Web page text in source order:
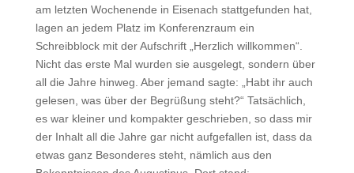
am letzten Wochenende in Eisenach stattgefunden hat,
lagen an jedem Platz im Konferenzraum ein
Schreibblock mit der Aufschrift „Herzlich willkommen“.
Nicht das erste Mal wurden sie ausgelegt, sondern über
all die Jahre hinweg. Aber jemand sagte: „Habt ihr auch
gelesen, was über der Begrüßung steht?“ Tatsächlich,
es war kleiner und kompakter geschrieben, so dass mir
der Inhalt all die Jahre gar nicht aufgefallen ist, dass da
etwas ganz Besonderes steht, nämlich aus den